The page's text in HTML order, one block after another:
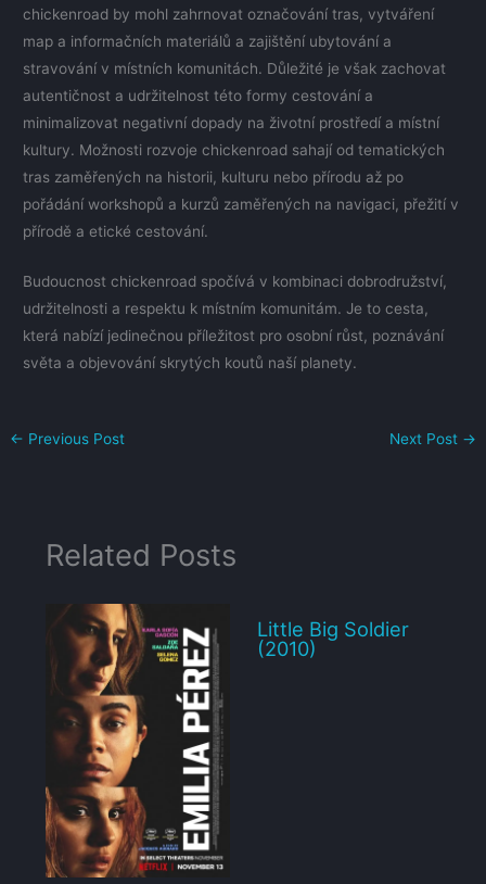
chickenroad by mohl zahrnovat označování tras, vytváření
map a informačních materiálů a zajištění ubytování a
stravování v místních komunitách. Důležité je však zachovat
autentičnost a udržitelnost této formy cestování a
minimalizovat negativní dopady na životní prostředí a místní
kultury. Možnosti rozvoje chickenroad sahají od tematických
tras zaměřených na historii, kulturu nebo přírodu až po
pořádání workshopů a kurzů zaměřených na navigaci, přežití v
přírodě a etické cestování.
Budoucnost chickenroad spočívá v kombinaci dobrodružství,
udržitelnosti a respektu k místním komunitám. Je to cesta,
která nabízí jedinečnou příležitost pro osobní růst, poznávání
světa a objevování skrytých koutů naší planety.
← Previous Post Next Post →
Related Posts
Little Big Soldier
(2010)